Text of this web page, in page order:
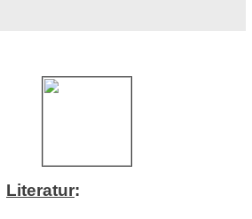
Literatur: